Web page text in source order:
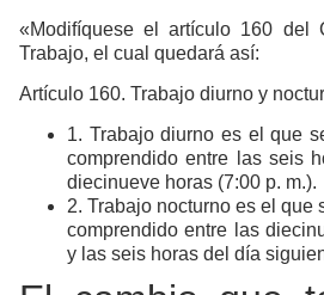
«Modifíquese el artículo 160 del
Trabajo, el cual quedará así:
Artículo 160. Trabajo diurno y
1. Trabajo diurno es el que
comprendido entre las seis
diecinueve horas (7:00 p. m.).
2. Trabajo nocturno es el que
comprendido entre las
y las seis horas del día